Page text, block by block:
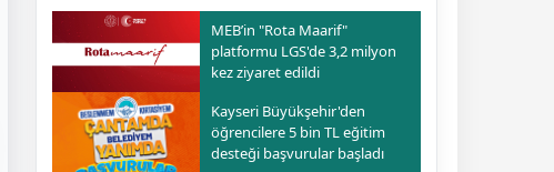
MEB’in "Rota Maarif"
platformu LGS'de 3,2 milyon
kez ziyaret edildi
Kayseri Büyükşehir'den
öğrencilere 5 bin TL eğitim
desteği başvurular başladı